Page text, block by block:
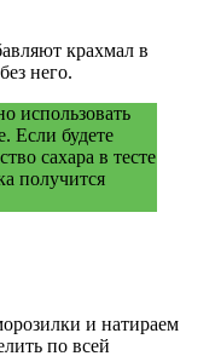
крахмал в
него.
использовать
Если будете
сахара в тесте
получится
и натираем
по всей